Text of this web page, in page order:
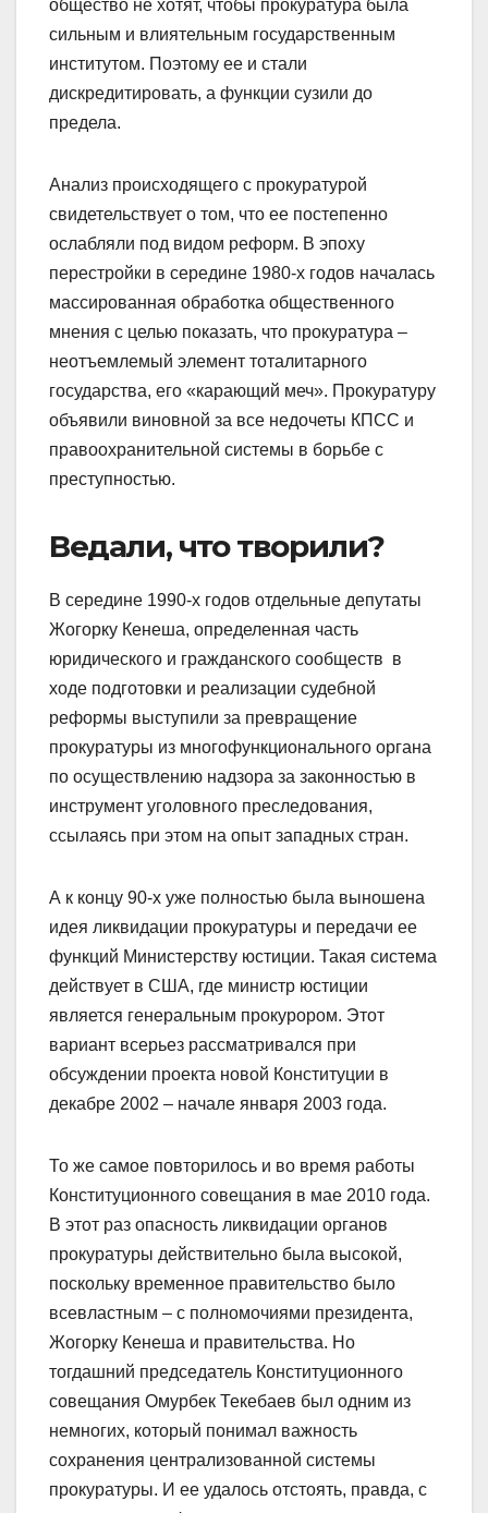
общество не хотят, чтобы прокуратура была
сильным и влиятельным государственным
институтом. Поэтому ее и стали
дискредитировать, а функции сузили до
предела.
Анализ происходящего с прокуратурой
свидетельствует о том, что ее постепенно
ослабляли под видом реформ. В эпоху
перестройки в середине 1980-х годов началась
массированная обработка общественного
мнения с целью показать, что прокуратура –
неотъемлемый элемент тоталитарного
государства, его «карающий меч». Прокуратуру
объявили виновной за все недочеты КПСС и
правоохранительной системы в борьбе с
преступностью.
Ведали, что творили?
В середине 1990-х годов отдельные депутаты
Жогорку Кенеша, определенная часть
юридического и гражданского сообществ в
ходе подготовки и реализации судебной
реформы выступили за превращение
прокуратуры из многофункционального органа
по осуществлению надзора за законностью в
инструмент уголовного преследования,
ссылаясь при этом на опыт западных стран.
А к концу 90-х уже полностью была выношена
идея ликвидации прокуратуры и передачи ее
функций Министерству юстиции. Такая система
действует в США, где министр юстиции
является генеральным прокурором. Этот
вариант всерьез рассматривался при
обсуждении проекта новой Конституции в
декабре 2002 – начале января 2003 года.
То же самое повторилось и во время работы
Конституционного совещания в мае 2010 года.
В этот раз опасность ликвидации органов
прокуратуры действительно была высокой,
поскольку временное правительство было
всевластным – с полномочиями президента,
Жогорку Кенеша и правительст­ва. Но
тогдашний председатель Конституционного
совещания Омурбек Текебаев был одним из
немногих, который понимал важность
сохранения централизованной системы
прокуратуры. И ее удалось отстоять, правда, с